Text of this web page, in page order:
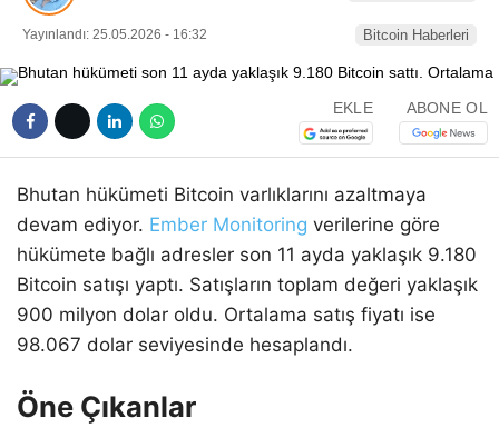
Yayınlandı: 25.05.2026 - 16:32 Bitcoin Haberleri
EKLE ABONE OL
Bhutan hükümeti Bitcoin varlıklarını azaltmaya
devam ediyor. Ember Monitoring verilerine göre
hükümete bağlı adresler son 11 ayda yaklaşık 9.180
Bitcoin satışı yaptı. Satışların toplam değeri yaklaşık
900 milyon dolar oldu. Ortalama satış fiyatı ise
98.067 dolar seviyesinde hesaplandı.
Öne Çıkanlar